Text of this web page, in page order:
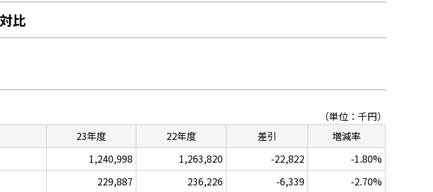
比
（単位：千円）
23年度 22年度 差引
増減率
1,240,998 1,263,820 -22,822
-1.80%
229,887 236,226 -6,339
-2.70%